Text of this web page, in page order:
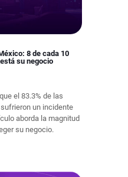
8 de cada 10
su negocio
el 83.3% de las
un incidente
aborda la magnitud
su negocio.